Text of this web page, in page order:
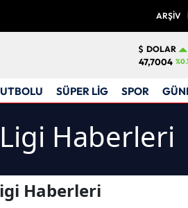
ARŞİV
DOLAR
47,7004
SÜPER LİG SPOR
Haberleri
Haberleri